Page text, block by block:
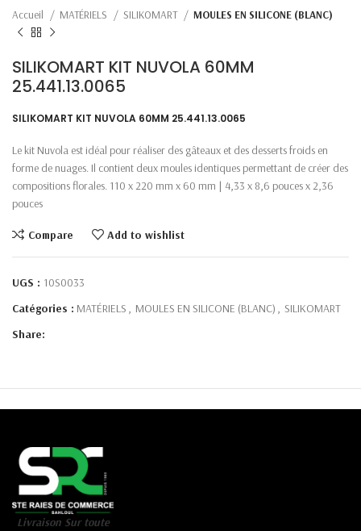
Accueil MATÉRIELS SILIKOMART MOULES EN SILICONE (BLANC)
SILIKOMART KIT NUVOLA 60MM
25.441.13.0065
SILIKOMART KIT NUVOLA 60MM 25.441.13.0065
Le kit Nuvola est idéal pour réaliser des gâteaux et des desserts froids en
forme de nuages. Il contient deux moules identiques permettant de créer des
compositions florales. 110 x 220 mm x 60 mm | 4,33 x 8,6 pouces x 2,36
pouces
Compare Add to wishlist
UGS : 10S0033
Catégories : MATÉRIELS , MOULES EN SILICONE (BLANC) , SILIKOMART
Share:
Livraison Sur toute